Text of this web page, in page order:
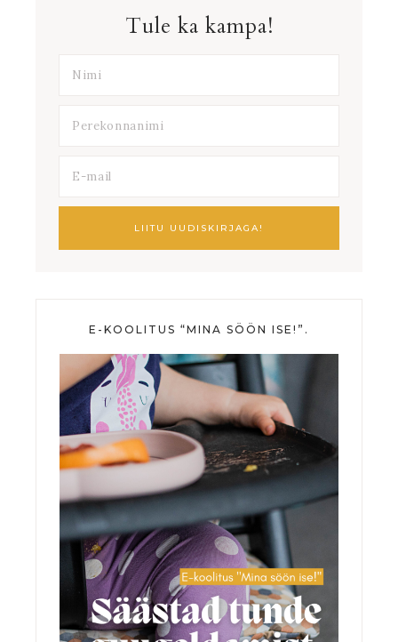
Tule ka kampa!
E-KOOLITUS “MINA SÖÖN ISE!”.